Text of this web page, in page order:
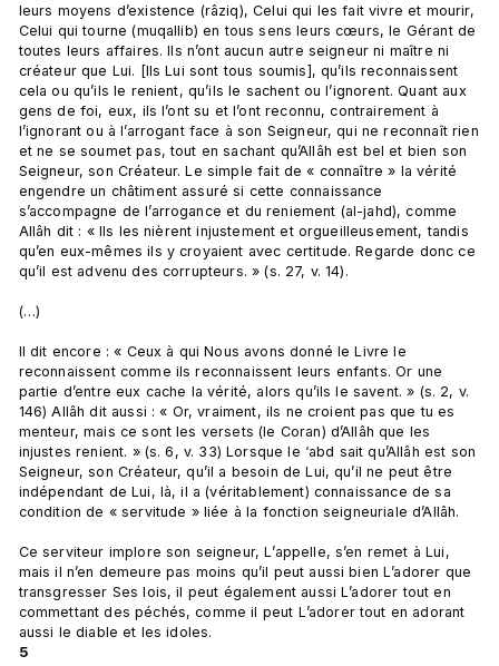
leurs moyens d’existence (râziq), Celui qui les fait vivre et mourir,
Celui qui tourne (muqallib) en tous sens leurs cœurs, le Gérant de
toutes leurs affaires. Ils n’ont aucun autre seigneur ni maître ni
créateur que Lui. [Ils Lui sont tous soumis], qu’ils reconnaissent
cela ou qu’ils le renient, qu’ils le sachent ou l’ignorent. Quant aux
gens de foi, eux, ils l’ont su et l’ont reconnu, contrairement à
l’ignorant ou à l’arrogant face à son Seigneur, qui ne reconnaît rien
et ne se soumet pas, tout en sachant qu’Allâh est bel et bien son
Seigneur, son Créateur. Le simple fait de « connaître » la vérité
engendre un châtiment assuré si cette connaissance
s’accompagne de l’arrogance et du reniement (al-jahd), comme
Allâh dit : « Ils les nièrent injustement et orgueilleusement, tandis
qu’en eux-mêmes ils y croyaient avec certitude. Regarde donc ce
qu’il est advenu des corrupteurs. » (s. 27, v. 14).
(…)
Il dit encore : « Ceux à qui Nous avons donné le Livre le
reconnaissent comme ils reconnaissent leurs enfants. Or une
partie d’entre eux cache la vérité, alors qu’ils le savent. » (s. 2, v.
146) Allâh dit aussi : « Or, vraiment, ils ne croient pas que tu es
menteur, mais ce sont les versets (le Coran) d’Allâh que les
injustes renient. » (s. 6, v. 33) Lorsque le ‘abd sait qu’Allâh est son
Seigneur, son Créateur, qu’il a besoin de Lui, qu’il ne peut être
indépendant de Lui, là, il a (véritablement) connaissance de sa
condition de « servitude » liée à la fonction seigneuriale d’Allâh.
Ce serviteur implore son seigneur, L’appelle, s’en remet à Lui,
mais il n’en demeure pas moins qu’il peut aussi bien L’adorer que
transgresser Ses lois, il peut également aussi L’adorer tout en
commettant des péchés, comme il peut L’adorer tout en adorant
aussi le diable et les idoles.
5